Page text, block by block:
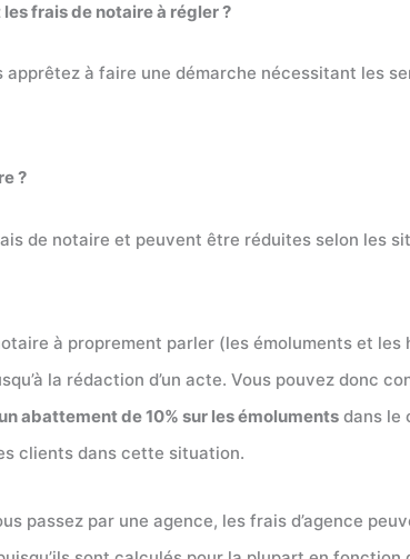
frais de notaire à régler ?
à faire une démarche nécessitant les
?
de notaire et peuvent être réduites selon les
à proprement parler (les émoluments et les
la rédaction d’un acte. Vous pouvez
abattement de 10% sur les émoluments dans le
clients dans cette situation.
passez par une agence, les frais d’agence